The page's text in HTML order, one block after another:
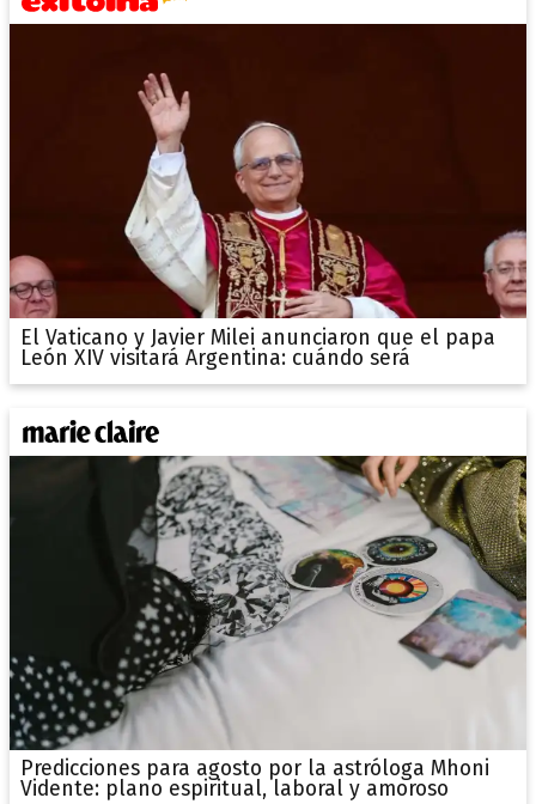
El Vaticano y Javier Milei anunciaron que el papa
León XIV visitará Argentina: cuándo será
Predicciones para agosto por la astróloga Mhoni
Vidente: plano espiritual, laboral y amoroso